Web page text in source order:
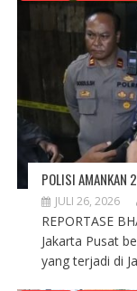
POLISI AMANKAN
JULI 26, 2026
REPORTASE
Jakarta Pusat
yang terjadi di